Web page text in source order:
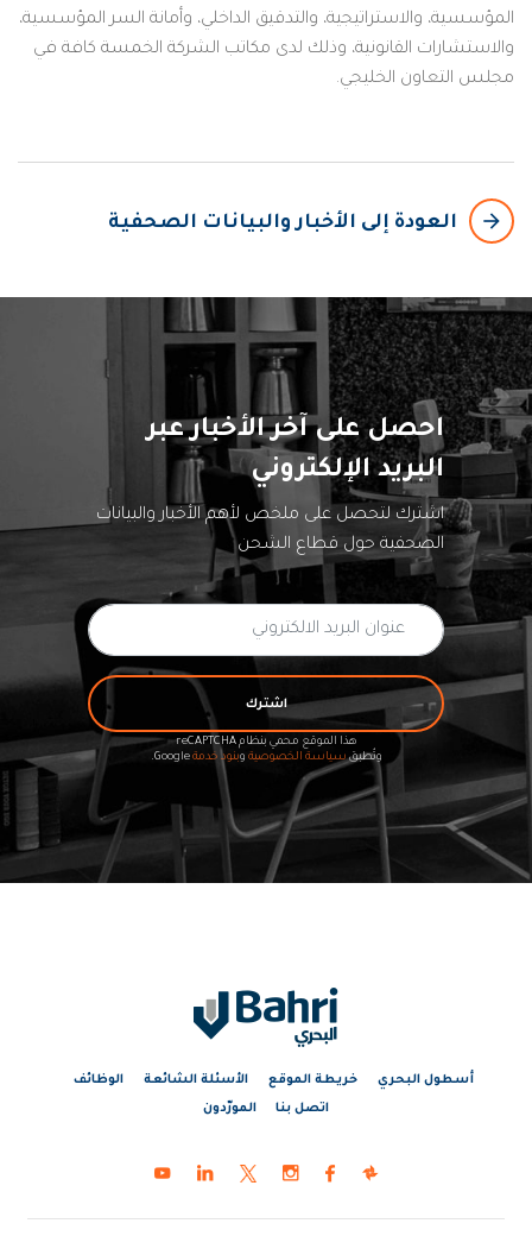
المؤسسية، والاستراتيجية، والتدقيق الداخلي، وأمانة السر المؤسسية،
والاستشارات القانونية، وذلك لدى مكاتب الشركة الخمسة كافة في
مجلس التعاون الخليجي.
arrow_backward
العودة إلى الأخبار والبيانات الصحفية
احصل على آخر الأخبار عبر
البريد الإلكتروني
اشترك لتحصل على ملخص لأهم الأخبار والبيانات
الصحفية حول قطاع الشحن
اشترك
هذا الموقع محمي بنظام reCAPTCHA
وتُطبقسياسة الخصوصية وبنود خدمةGoogle.
أسطول البحري خريطة الموقع الأسئلة الشائعة
الوظائف
اتصل بنا
المورّدون